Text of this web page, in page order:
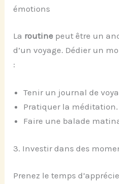
émotions
La routine peut être un
d’un voyage. Dédier un
:
Tenir un journal de
Pratiquer la méditation.
Faire une balade
3. Investir dans des
Prenez le temps